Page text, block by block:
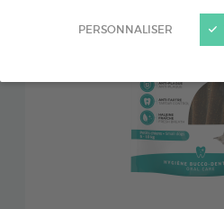
PERSONNALISER